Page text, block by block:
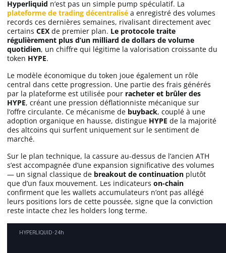
Hyperliquid n’est pas un simple pump spéculatif. La
plateforme de trading décentralisé a enregistré des volumes
records ces dernières semaines, rivalisant directement avec
certains CEX de premier plan. Le protocole traite
régulièrement plus d’un milliard de dollars de volume
quotidien, un chiffre qui légitime la valorisation croissante du
token HYPE.
Le modèle économique du token joue également un rôle
central dans cette progression. Une partie des frais générés
par la plateforme est utilisée pour racheter et brûler des
HYPE, créant une pression déflationniste mécanique sur
l’offre circulante. Ce mécanisme de buyback, couplé à une
adoption organique en hausse, distingue HYPE de la majorité
des altcoins qui surfent uniquement sur le sentiment de
marché.
Sur le plan technique, la cassure au-dessus de l’ancien ATH
s’est accompagnée d’une expansion significative des volumes
— un signal classique de breakout de continuation plutôt
que d’un faux mouvement. Les indicateurs on-chain
confirment que les wallets accumulateurs n’ont pas allégé
leurs positions lors de cette poussée, signe que la conviction
reste intacte chez les holders long terme.